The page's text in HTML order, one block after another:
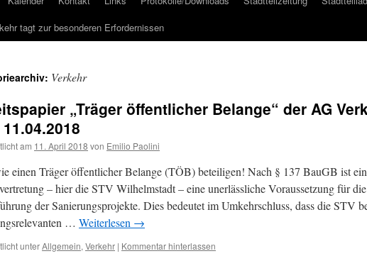
tagt zur besonderen Erfordernissen
Verkehr
„Träger öffentlicher Belange“ der AG
am 11. April 2018 von Emilio Paolini
einen Träger öffentlicher Belange (TÖB) beteiligen! Nach § 137 BauGB ist
– hier die STV Wilhelmstadt – eine unerlässliche Voraussetzung für die
der Sanierungsprojekte. Dies bedeutet im Umkehrschluss, dass die STV
… Weiterlesen →
unterAllgemein, Verkehr | Kommentar hinterlassen